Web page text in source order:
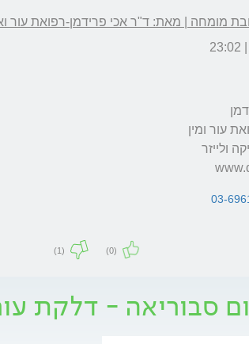
מומחה | מאת: ד"ר אכי פרידמן-רפואת עור
03-
(0)
(1)
סבוריאה - דלקת